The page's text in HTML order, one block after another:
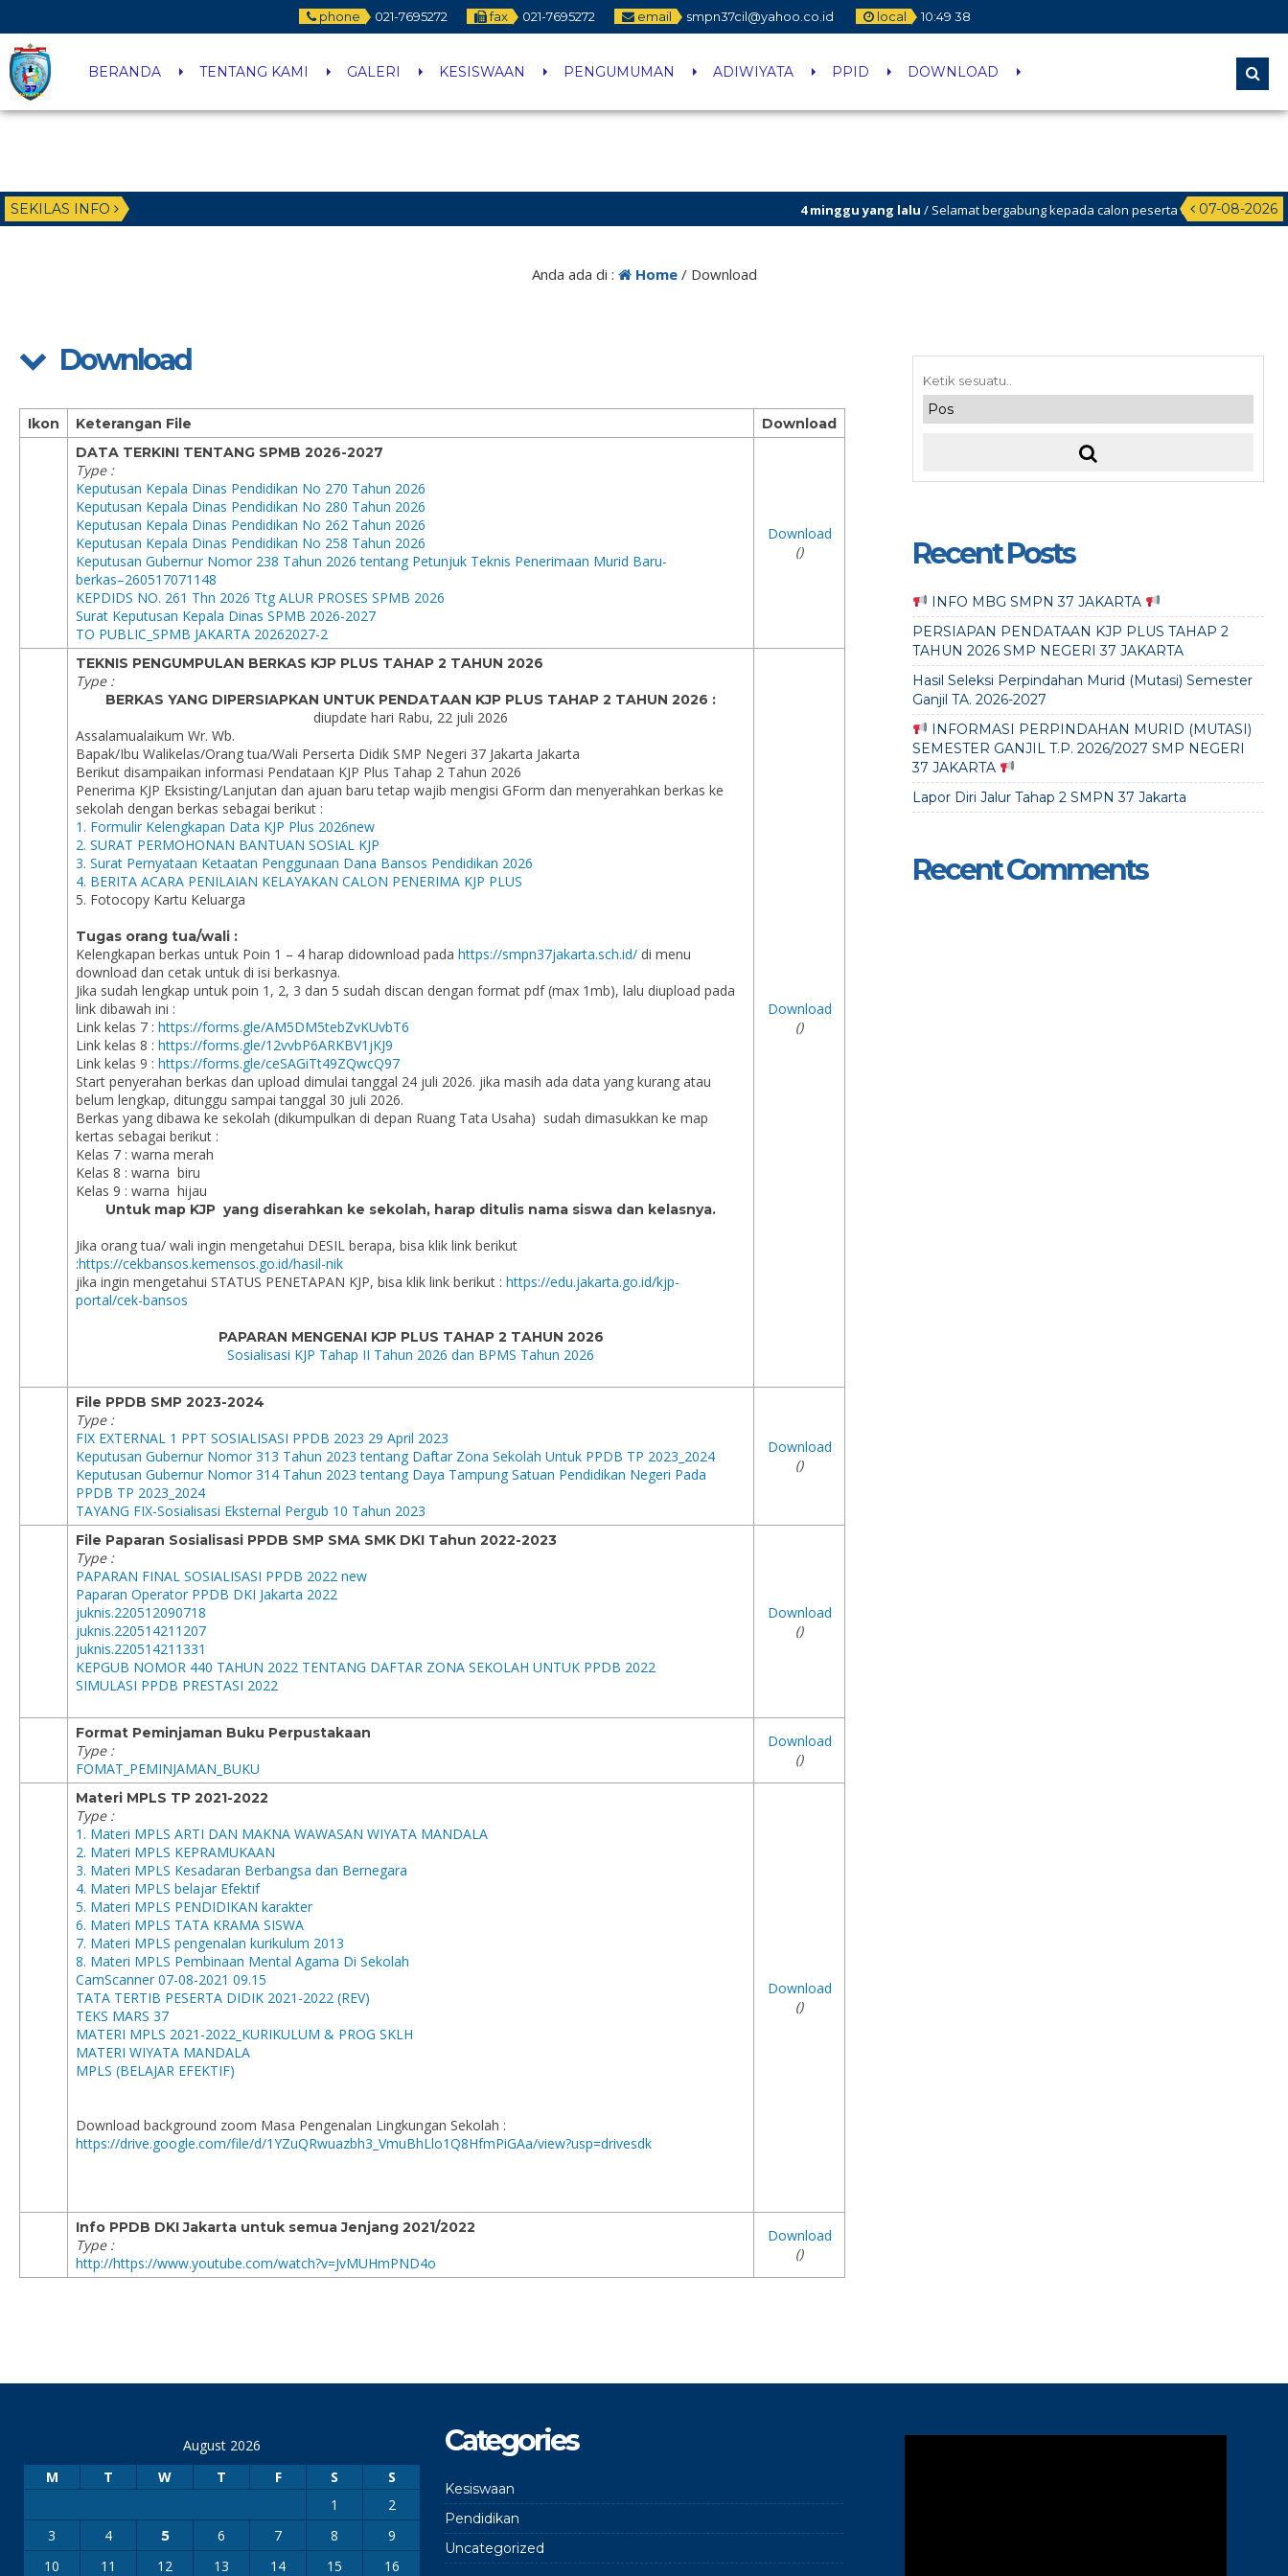
phone 021-7695272 fax 021-7695272 email smpn37cil@yahoo.co.id local 10:49 39
BERANDA TENTANG KAMI GALERI KESISWAAN PENGUMUMAN ADIWIYATA PPID DOWNLOAD
SEKILAS INFO 07-08-2026
4 minggu yang lalu/ Selamat bergabung kepada calon peserta didik baru yang berhasil
Anda ada di : Home/ Download
Download
Ikon Keterangan File
Download
DATA TERKINI TENTANG SPMB 2026-2027
Type :
Keputusan Kepala Dinas Pendidikan No 270 Tahun 2026
Keputusan Kepala Dinas Pendidikan No 280 Tahun 2026
Keputusan Kepala Dinas Pendidikan No 262 Tahun 2026
Keputusan Kepala Dinas Pendidikan No 258 Tahun 2026
Keputusan Gubernur Nomor 238 Tahun 2026 tentang Petunjuk Teknis Penerimaan Murid Baru-
berkas–260517071148
KEPDIDS NO. 261 Thn 2026 Ttg ALUR PROSES SPMB 2026
Surat Keputusan Kepala Dinas SPMB 2026-2027
TO PUBLIC_SPMB JAKARTA 20262027-2
Download
()
TEKNIS PENGUMPULAN BERKAS KJP PLUS TAHAP 2 TAHUN 2026
Type :
BERKAS YANG DIPERSIAPKAN UNTUK PENDATAAN KJP PLUS TAHAP 2 TAHUN 2026 :
diupdate hari Rabu, 22 juli 2026
Assalamualaikum Wr. Wb.
Bapak/Ibu Walikelas/Orang tua/Wali Perserta Didik SMP Negeri 37 Jakarta Jakarta
Berikut disampaikan informasi Pendataan KJP Plus Tahap 2 Tahun 2026
Penerima KJP Eksisting/Lanjutan dan ajuan baru tetap wajib mengisi GForm dan menyerahkan berkas ke
sekolah dengan berkas sebagai berikut :
1. Formulir Kelengkapan Data KJP Plus 2026new
2. SURAT PERMOHONAN BANTUAN SOSIAL KJP
3. Surat Pernyataan Ketaatan Penggunaan Dana Bansos Pendidikan 2026
4. BERITA ACARA PENILAIAN KELAYAKAN CALON PENERIMA KJP PLUS
5. Fotocopy Kartu Keluarga
Tugas orang tua/wali :
Kelengkapan berkas untuk Poin 1 – 4 harap didownload pada https://smpn37jakarta.sch.id/ di menu
download dan cetak untuk di isi berkasnya.
Jika sudah lengkap untuk poin 1, 2, 3 dan 5 sudah discan dengan format pdf (max 1mb), lalu diupload pada
link dibawah ini :
Link kelas 7 : https://forms.gle/AM5DM5tebZvKUvbT6
Link kelas 8 : https://forms.gle/12vvbP6ARKBV1jKJ9
Link kelas 9 : https://forms.gle/ceSAGiTt49ZQwcQ97
Start penyerahan berkas dan upload dimulai tanggal 24 juli 2026. jika masih ada data yang kurang atau
belum lengkap, ditunggu sampai tanggal 30 juli 2026.
Berkas yang dibawa ke sekolah (dikumpulkan di depan Ruang Tata Usaha) sudah dimasukkan ke map
kertas sebagai berikut :
Kelas 7 : warna merah
Kelas 8 : warna biru
Kelas 9 : warna hijau
Untuk map KJP yang diserahkan ke sekolah, harap ditulis nama siswa dan kelasnya.
Jika orang tua/ wali ingin mengetahui DESIL berapa, bisa klik link berikut
:https://cekbansos.kemensos.go.id/hasil-nik
jika ingin mengetahui STATUS PENETAPAN KJP, bisa klik link berikut : https://edu.jakarta.go.id/kjp-
portal/cek-bansos
PAPARAN MENGENAI KJP PLUS TAHAP 2 TAHUN 2026
Sosialisasi KJP Tahap II Tahun 2026 dan BPMS Tahun 2026
Download
()
File PPDB SMP 2023-2024
Type :
FIX EXTERNAL 1 PPT SOSIALISASI PPDB 2023 29 April 2023
Keputusan Gubernur Nomor 313 Tahun 2023 tentang Daftar Zona Sekolah Untuk PPDB TP 2023_2024
Keputusan Gubernur Nomor 314 Tahun 2023 tentang Daya Tampung Satuan Pendidikan Negeri Pada
PPDB TP 2023_2024
TAYANG FIX-Sosialisasi Eksternal Pergub 10 Tahun 2023
Download
()
File Paparan Sosialisasi PPDB SMP SMA SMK DKI Tahun 2022-2023
Type :
PAPARAN FINAL SOSIALISASI PPDB 2022 new
Paparan Operator PPDB DKI Jakarta 2022
juknis.220512090718
juknis.220514211207
juknis.220514211331
KEPGUB NOMOR 440 TAHUN 2022 TENTANG DAFTAR ZONA SEKOLAH UNTUK PPDB 2022
SIMULASI PPDB PRESTASI 2022
Download
()
Format Peminjaman Buku Perpustakaan
Type :
FOMAT_PEMINJAMAN_BUKU
Download
()
Materi MPLS TP 2021-2022
Type :
1. Materi MPLS ARTI DAN MAKNA WAWASAN WIYATA MANDALA
2. Materi MPLS KEPRAMUKAAN
3. Materi MPLS Kesadaran Berbangsa dan Bernegara
4. Materi MPLS belajar Efektif
5. Materi MPLS PENDIDIKAN karakter
6. Materi MPLS TATA KRAMA SISWA
7. Materi MPLS pengenalan kurikulum 2013
8. Materi MPLS Pembinaan Mental Agama Di Sekolah
CamScanner 07-08-2021 09.15
TATA TERTIB PESERTA DIDIK 2021-2022 (REV)
TEKS MARS 37
MATERI MPLS 2021-2022_KURIKULUM & PROG SKLH
MATERI WIYATA MANDALA
MPLS (BELAJAR EFEKTIF)
Download background zoom Masa Pengenalan Lingkungan Sekolah :
https://drive.google.com/file/d/1YZuQRwuazbh3_VmuBhLlo1Q8HfmPiGAa/view?usp=drivesdk
Download
()
Info PPDB DKI Jakarta untuk semua Jenjang 2021/2022
Type :
http://https://www.youtube.com/watch?v=JvMUHmPND4o
Download
()
Recent Posts
INFO MBG SMPN 37 JAKARTA
PERSIAPAN PENDATAAN KJP PLUS TAHAP 2
TAHUN 2026 SMP NEGERI 37 JAKARTA
Hasil Seleksi Perpindahan Murid (Mutasi) Semester
Ganjil TA. 2026-2027
INFORMASI PERPINDAHAN MURID (MUTASI)
SEMESTER GANJIL T.P. 2026/2027 SMP NEGERI
37 JAKARTA
Lapor Diri Jalur Tahap 2 SMPN 37 Jakarta
Recent Comments
August 2026
M
T W T F S
S
1
2
3
4 5 6 7 8
9
10
11 12 13 14 15 16
Categories
Kesiswaan
Pendidikan
Uncategorized